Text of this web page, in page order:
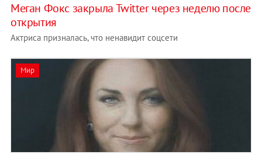
Меган Фокс закрыла Twitter через неделю после
открытия
Актриса призналась, что ненавидит соцсети
Мир